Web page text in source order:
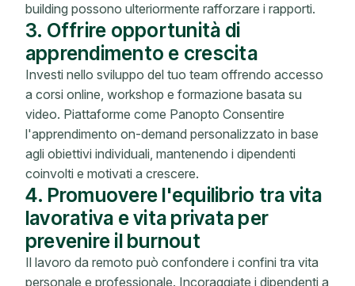
building possono ulteriormente rafforzare i rapporti.
3. Offrire opportunità di
apprendimento e crescita
Investi nello sviluppo del tuo team offrendo accesso
a corsi online, workshop e formazione basata su
video. Piattaforme come Panopto Consentire
l'apprendimento on-demand personalizzato in base
agli obiettivi individuali, mantenendo i dipendenti
coinvolti e motivati ​​a crescere.
4. Promuovere l'equilibrio tra vita
lavorativa e vita privata per
prevenire il burnout
Il lavoro da remoto può confondere i confini tra vita
personale e professionale. Incoraggiate i dipendenti a